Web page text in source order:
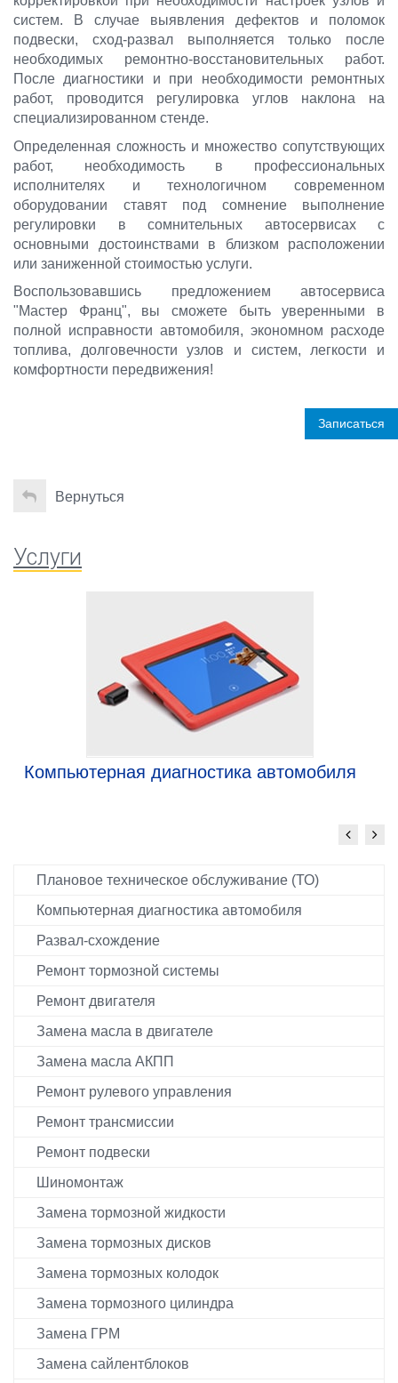
систем. В случае выявления дефектов и поломок
подвески, сход-развал выполняется только после
необходимых ремонтно-восстановительных работ.
После диагностики и при необходимости ремонтных
работ, проводится регулировка углов наклона на
специализированном стенде.
Определенная сложность и множество сопутствующих
работ, необходимость в профессиональных
исполнителях и технологичном современном
оборудовании ставят под сомнение выполнение
регулировки в сомнительных автосервисах с
основными достоинствами в близком расположении
или заниженной стоимостью услуги.
Воспользовавшись предложением автосервиса
"Мастер Франц", вы сможете быть уверенными в
полной исправности автомобиля, экономном расходе
топлива, долговечности узлов и систем, легкости и
комфортности передвижения!
Записаться
Вернуться
Услуги
Компьютерная диагностика автомобиля
Плановое техническое обслуживание (ТО)
Компьютерная диагностика автомобиля
Развал-схождение
Ремонт тормозной системы
Ремонт двигателя
Замена масла в двигателе
Замена масла АКПП
Ремонт рулевого управления
Ремонт трансмиссии
Ремонт подвески
Шиномонтаж
Замена тормозной жидкости
Замена тормозных дисков
Замена тормозных колодок
Замена тормозного цилиндра
Замена ГРМ
Замена сайлентблоков